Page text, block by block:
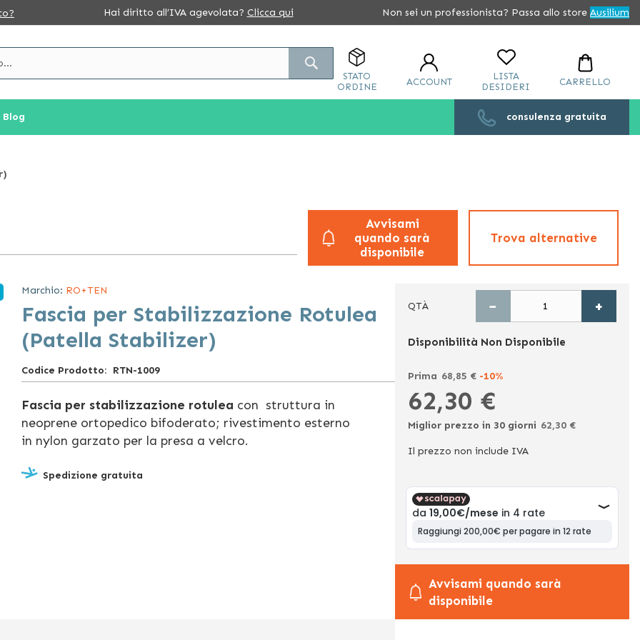
Hai diritto all’IVA agevolata? Clicca qui Non sei un professionista? Passa allo store Ausilium
STATO
ORDINE
ACCOUNT
LISTA
DESIDERI
CARRELLO
Blog consulenza gratuita
Avvisami
quando sarà
disponibile
Trova alternative
Marchio: RO+TEN
Fascia per Stabilizzazione Rotulea
(Patella Stabilizer)
Codice Prodotto RTN-1009
Fascia per stabilizzazione rotulea con struttura in
neoprene ortopedico bifoderato; rivestimento esterno
in nylon garzato per la presa a velcro.
Spedizione gratuita
QTÀ − +
Disponibilità Non Disponibile
Prima 68,85 € -10%
Ora
62,30 €
Miglior prezzo in 30 giorni 62,30 €
Il prezzo non include IVA
Avvisami quando sarà
disponibile